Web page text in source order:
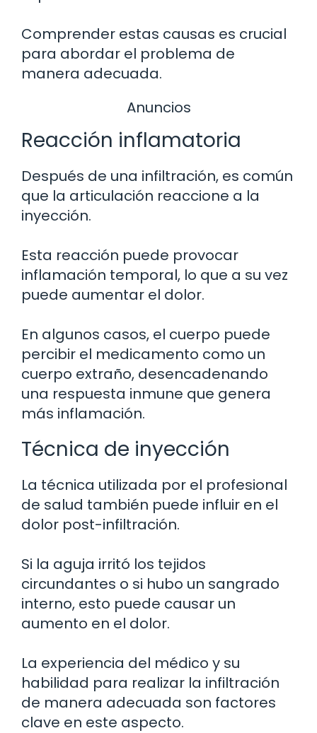
Comprender estas causas es crucial
para abordar el problema de
manera adecuada.
Anuncios
Reacción inflamatoria
Después de una infiltración, es común
que la articulación reaccione a la
inyección.
Esta reacción puede provocar
inflamación temporal, lo que a su vez
puede aumentar el dolor.
En algunos casos, el cuerpo puede
percibir el medicamento como un
cuerpo extraño, desencadenando
una respuesta inmune que genera
más inflamación.
Técnica de inyección
La técnica utilizada por el profesional
de salud también puede influir en el
dolor post-infiltración.
Si la aguja irritó los tejidos
circundantes o si hubo un sangrado
interno, esto puede causar un
aumento en el dolor.
La experiencia del médico y su
habilidad para realizar la infiltración
de manera adecuada son factores
clave en este aspecto.